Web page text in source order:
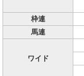
枠連
馬連
ワイド